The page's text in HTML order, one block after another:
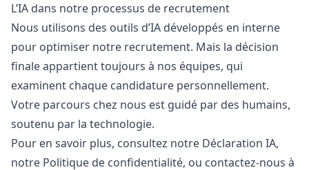
L’IA dans notre processus de recrutement
Nous utilisons des outils d’IA développés en interne
pour optimiser notre recrutement. Mais la décision
finale appartient toujours à nos équipes, qui
examinent chaque candidature personnellement.
Votre parcours chez nous est guidé par des humains,
soutenu par la technologie.
Pour en savoir plus, consultez notre Déclaration IA,
notre Politique de confidentialité, ou contactez-nous à